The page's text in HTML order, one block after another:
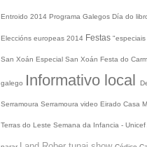
Entroido 2014 Programa Galegos Día do
Eleccións europeas 2014 Festas
San Xoán Especial San Xoán Festa do
galego Informativo local
Serramoura Serramoura video Eirado Casa
Terras do Leste Semana da Infancia - Unicef